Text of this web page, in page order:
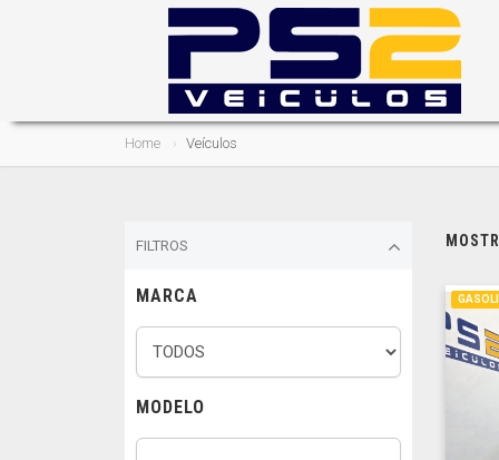
Home Veículos
FILTROS
MARCA
MODELO